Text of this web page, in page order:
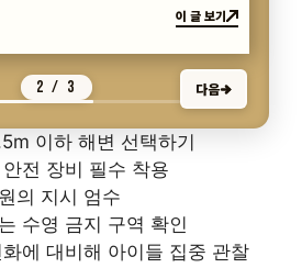
이 글 보기
2 / 3 다음
이하 해변 선택하기
전 장비 필수 착용
의 지시 엄수
수영 금지 구역 확인
에 대비해 아이들 집중 관찰